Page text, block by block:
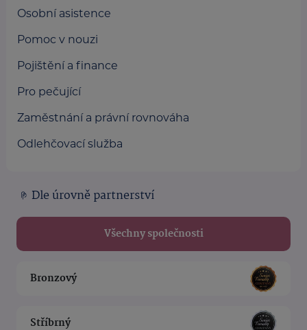
Osobní asistence
Pomoc v nouzi
Pojištění a finance
Pro pečující
Zaměstnání a právní rovnováha
Odlehčovací služba
Dle úrovně partnerství
Všechny společnosti
Bronzový
Stříbrný